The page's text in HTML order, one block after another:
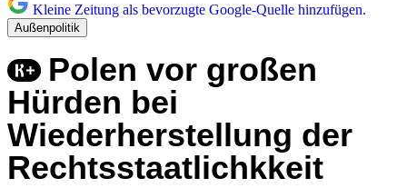
Kleine Zeitung als bevorzugte Google-Quelle hinzufügen.
Außenpolitik
Polen vor großen
Hürden bei
Wiederherstellung der
Rechtsstaatlichkkeit